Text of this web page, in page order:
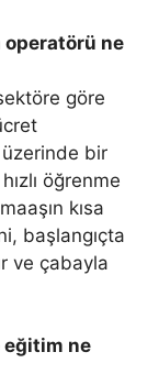
operatörü ne
göre
bir
öğrenme
kısa
başlangıçta
ve çabayla
eğitim ne